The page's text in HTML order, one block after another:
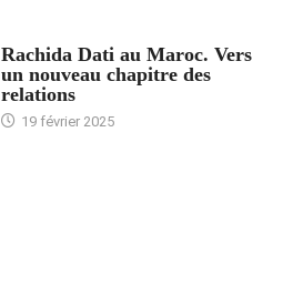
Rachida Dati au Maroc. Vers
un nouveau chapitre des
relations
19 février 2025